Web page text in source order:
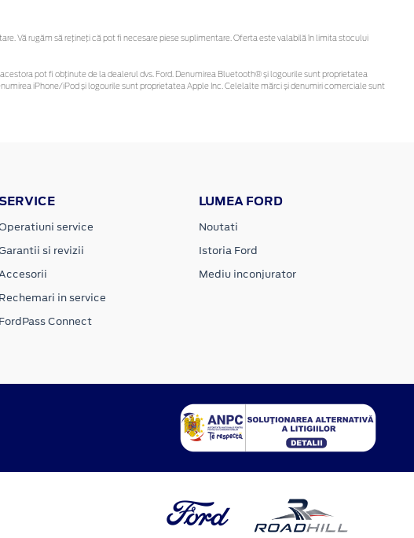
Vă rugăm să rețineți că pot fi necesare piese suplimentare. Oferta este valabilă în limita stocului
pot fi obținute de la dealerul dvs. Ford. Denumirea Bluetooth® și logourile sunt proprietatea
iPhone/iPod și logourile sunt proprietatea Apple Inc. Celelalte mărci și denumiri comerciale sunt
service
si revizii
Rechemari in service
FordPass Connect
LUMEA FORD
Noutati
Istoria Ford
Mediu inconjurator